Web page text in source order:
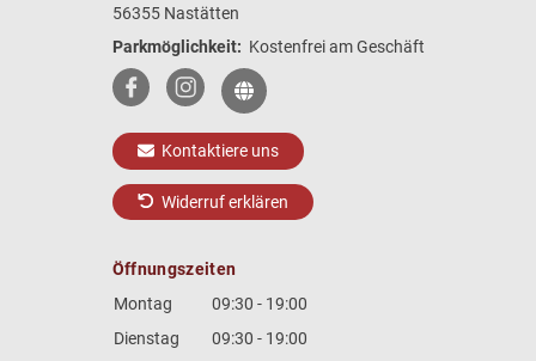
56355 Nastätten
Parkmöglichkeit: Kostenfrei am Geschäft
Kontaktiere uns
Widerruf erklären
Öffnungszeiten
Montag
09:30 - 19:00
Dienstag
09:30 - 19:00